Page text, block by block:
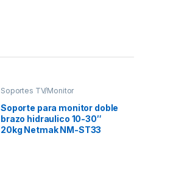
Soportes TV/Monitor
Soporte para monitor doble
brazo hidraulico 10-30″
20kg Netmak NM-ST33